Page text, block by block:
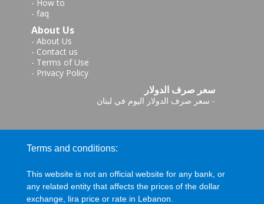
- How to
- faq
About Us
- About Us
- Contact us
- Terms of Use
- Privacy Policy
سعر صرف الدولار
- سعر صرف الدولار اليوم في لبنان
Terms and conditions:
This website is not an official website for any bank, or
any related entity that affects the prices of the dollar
exchange, lira price or rate in Lebanon.